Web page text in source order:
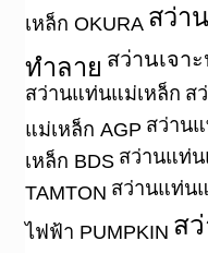
เหล็ก OKURA สว่า
ทำลาย สว่านเจา
สว่านแท่นแม่เหล็ก ส
แม่เหล็ก AGP สว่าน
เหล็ก BDS สว่านแท่น
TAMTON สว่านแท่น
ไฟฟ้า PUMPKIN ส